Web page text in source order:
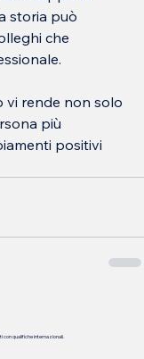
storia può
che
vi rende non solo
più
positivi
con qualifiche internazionali.